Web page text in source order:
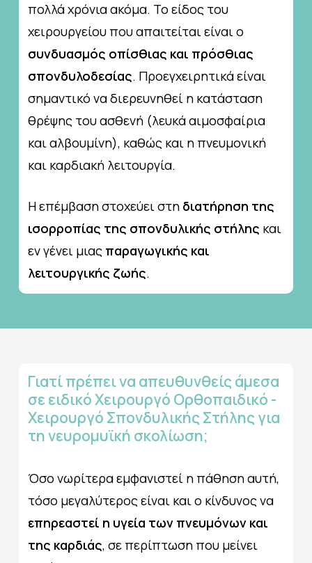
πολλά χρόνια ακόμα. Το είδος του
χειρουργείου που απαιτείται είναι ο
συνδυασμός οπίσθιας και πρόσθιας
σπονδυλοδεσίας. Προεγχειρητικά είναι
σημαντικό να διερευνηθεί η κατάσταση
θρέψης του ασθενή (λευκά αιμοσφαίρια
και αλβουμίνη), καθώς και η πνευμονική
και καρδιακή λειτουργία.
Η επέμβαση στοχεύει στη διατήρηση της
ισορροπίας της σπονδυλικής στήλης και
εν γένει μιας παραγωγικής και
λειτουργικής ζωής.
Γιατίπρέπεινα απευθυνθείς άμεσα
σεειδικόΧειρουργό Ορθοπαιδικό -
Χειρουργό Σπονδυλικής Στήλης για
τηνευρομυϊκή σκολίωση;
Όσο νωρίτερα εμφανιστεί η πάθηση αυτή,
τόσο μεγαλύτερος είναι και ο κίνδυνος να
επηρεαστεί η υγεία των πνευμόνων και
της καρδιάς, σε περίπτωση που μείνει